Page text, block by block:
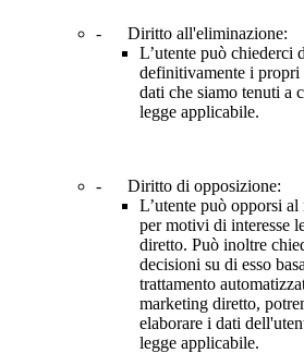
- Diritto all'eliminazione:
L’utente può chiederci
definitivamente i propri
dati che siamo tenuti a
legge applicabile.
- Diritto di opposizione:
L’utente può opporsi
per motivi di interesse
diretto. Può inoltre
decisioni su di esso
trattamento
marketing diretto,
elaborare i dati
legge applicabile.